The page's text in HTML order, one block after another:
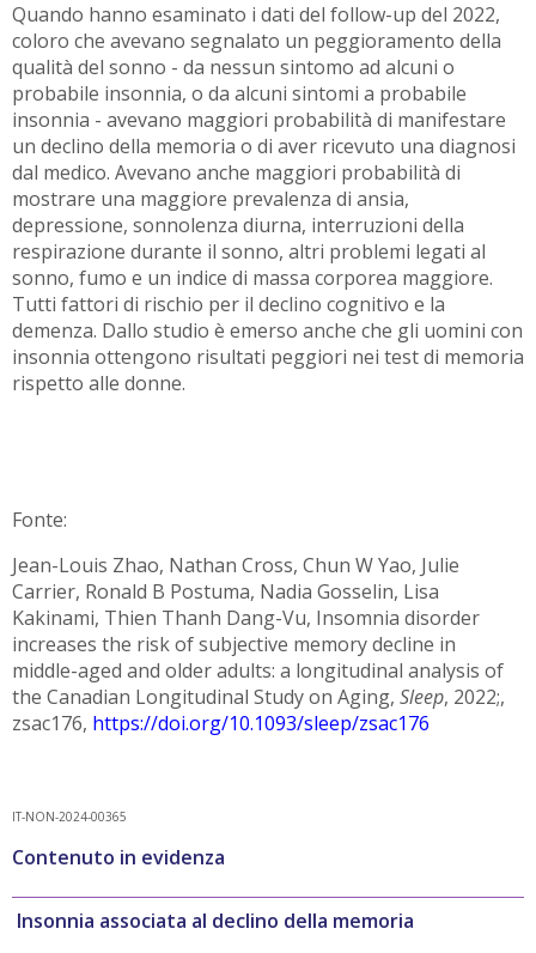
Quando hanno esaminato i dati del follow-up del 2022,
coloro che avevano segnalato un peggioramento della
qualità del sonno - da nessun sintomo ad alcuni o
probabile insonnia, o da alcuni sintomi a probabile
insonnia - avevano maggiori probabilità di manifestare
un declino della memoria o di aver ricevuto una diagnosi
dal medico. Avevano anche maggiori probabilità di
mostrare una maggiore prevalenza di ansia,
depressione, sonnolenza diurna, interruzioni della
respirazione durante il sonno, altri problemi legati al
sonno, fumo e un indice di massa corporea maggiore.
Tutti fattori di rischio per il declino cognitivo e la
demenza. Dallo studio è emerso anche che gli uomini con
insonnia ottengono risultati peggiori nei test di memoria
rispetto alle donne.
Fonte:
Jean-Louis Zhao, Nathan Cross, Chun W Yao, Julie
Carrier, Ronald B Postuma, Nadia Gosselin, Lisa
Kakinami, Thien Thanh Dang-Vu, Insomnia disorder
increases the risk of subjective memory decline in
middle-aged and older adults: a longitudinal analysis of
the Canadian Longitudinal Study on Aging, Sleep, 2022;,
zsac176, https://doi.org/10.1093/sleep/zsac176
IT-NON-2024-00365
Contenuto in evidenza
Insonnia associata al declino della memoria